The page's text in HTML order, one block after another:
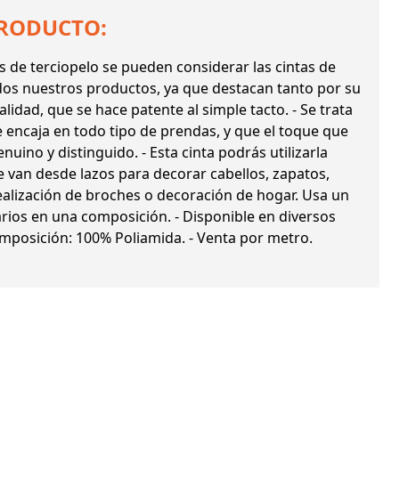
de terciopelo se pueden considerar las cintas de
nuestros productos, ya que destacan tanto por su
que se hace patente al simple tacto. - Se trata
encaja en todo tipo de prendas, y que el toque que
y distinguido. - Esta cinta podrás utilizarla
desde lazos para decorar cabellos, zapatos,
de broches o decoración de hogar. Usa un
en una composición. - Disponible en diversos
100% Poliamida. - Venta por metro.